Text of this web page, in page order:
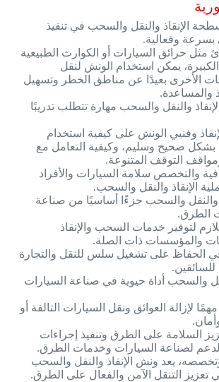
الإنقاذ والنقل والسحب في تنفيذ
بسرعة وفعالية.
مثل حرائق السيارات أو الكوارث الطبيعية
يمكن استخدام الونش لنقل
الأخرى بعيدًا عن مناطق الخطر وتسهيل
والمساعدة.
والنقل والسحب مهارة تتطلب تدريبًا
وفنيي الونش على كيفية استخدام
بشكل صحيح وسليم، وكيفية التعامل مع
التوقف المتنوعة.
والتخصص سلامة السيارات والأفراد
الإنقاذ والنقل والسحب.
والنقل والسحب جزءًا أساسيًا من صناعة
الطرق.
لتوفير خدمات السحب والإنقاذ
والمؤسسات ذات الصلة.
في الحفاظ على تشغيل سلس للنقل والتجارة
للسائقين.
والسحب أداة حيوية في صناعة السيارات
لإزالة العوائق ونقل السيارات التالفة أو
السلامة على الطرق وتنفيذ إجراءات
لصناعة السيارات وخدمات الطرق.
يعد ونش الإنقاذ والنقل والسحب
تعزيز التنقل الآمن والفعال على الطرق.